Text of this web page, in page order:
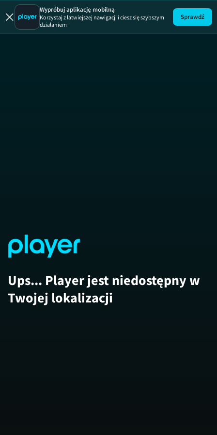
Gorączka
Gorączka
Wypróbuj aplikację mobilną
Korzystaj z łatwiejszej nawigacji i ciesz się szybszym
działaniem
Sprawdź
Ups... Player jest niedostępny w
Twojej lokalizacji